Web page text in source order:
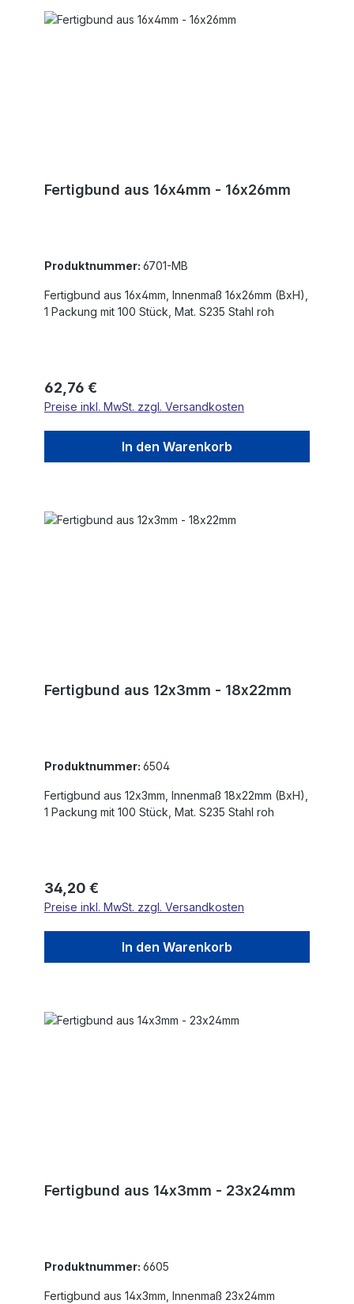
Fertigbund aus 16x4mm - 16x26mm
Produktnummer: 6701-MB
Fertigbund aus 16x4mm, Innenmaß 16x26mm (BxH),
1 Packung mit 100 Stück, Mat. S235 Stahl roh
Regulärer Preis:
62,76 €
Preise inkl. MwSt. zzgl. Versandkosten
In den Warenkorb
Fertigbund aus 12x3mm - 18x22mm
Produktnummer: 6504
Fertigbund aus 12x3mm, Innenmaß 18x22mm (BxH),
1 Packung mit 100 Stück, Mat. S235 Stahl roh
Regulärer Preis:
34,20 €
Preise inkl. MwSt. zzgl. Versandkosten
In den Warenkorb
Fertigbund aus 14x3mm - 23x24mm
Produktnummer: 6605
Fertigbund aus 14x3mm, Innenmaß 23x24mm